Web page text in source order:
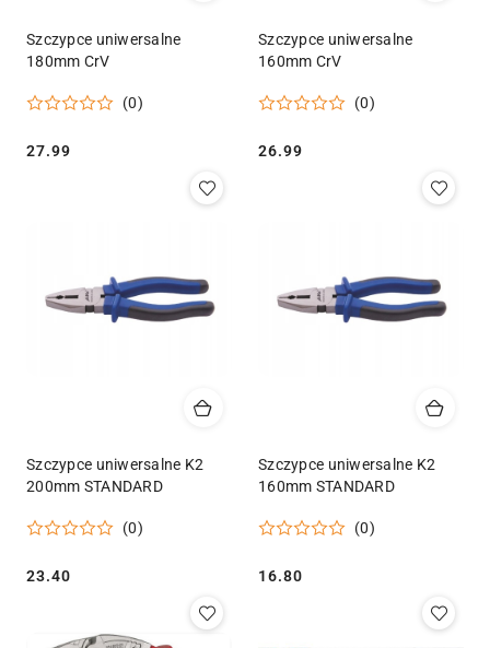
Szczypce uniwersalne
180mm CrV
(0)
Cena:
27.99
Szczypce uniwersalne
160mm CrV
(0)
Cena:
26.99
Szczypce uniwersalne K2
200mm STANDARD
(0)
Cena:
23.40
Szczypce uniwersalne K2
160mm STANDARD
(0)
Cena:
16.80